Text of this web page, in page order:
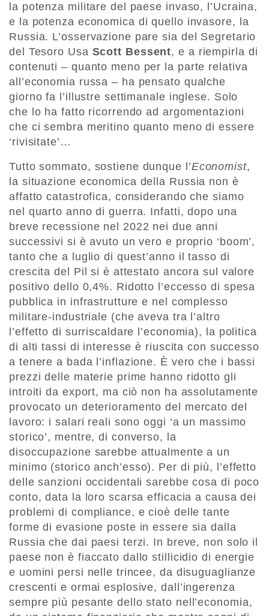
la potenza militare del paese invaso, l’Ucraina,
e la potenza economica di quello invasore, la
Russia. L’osservazione pare sia del Segretario
del Tesoro Usa Scott Bessent, e a riempirla di
contenuti – quanto meno per la parte relativa
all’economia russa – ha pensato qualche
giorno fa l’illustre settimanale inglese. Solo
che lo ha fatto ricorrendo ad argomentazioni
che ci sembra meritino quanto meno di essere
‘rivisitate’…
Tutto sommato, sostiene dunque l’Economist,
la situazione economica della Russia non è
affatto catastrofica, considerando che siamo
nel quarto anno di guerra. Infatti, dopo una
breve recessione nel 2022 nei due anni
successivi si è avuto un vero e proprio ‘boom’,
tanto che a luglio di quest’anno il tasso di
crescita del Pil si è attestato ancora sul valore
positivo dello 0,4%. Ridotto l’eccesso di spesa
pubblica in infrastrutture e nel complesso
militare-industriale (che aveva tra l’altro
l’effetto di surriscaldare l’economia), la politica
di alti tassi di interesse è riuscita con successo
a tenere a bada l’inflazione. È vero che i bassi
prezzi delle materie prime hanno ridotto gli
introiti da export, ma ciò non ha assolutamente
provocato un deterioramento del mercato del
lavoro: i salari reali sono oggi ‘a un massimo
storico’, mentre, di converso, la
disoccupazione sarebbe attualmente a un
minimo (storico anch’esso). Per di più, l’effetto
delle sanzioni occidentali sarebbe cosa di poco
conto, data la loro scarsa efficacia a causa dei
problemi di compliance, e cioè delle tante
forme di evasione poste in essere sia dalla
Russia che dai paesi terzi. In breve, non solo il
paese non è fiaccato dallo stillicidio di energie
e uomini persi nelle trincee, da disuguaglianze
crescenti e ormai esplosive, dall’ingerenza
sempre più pesante dello stato nell’economia,